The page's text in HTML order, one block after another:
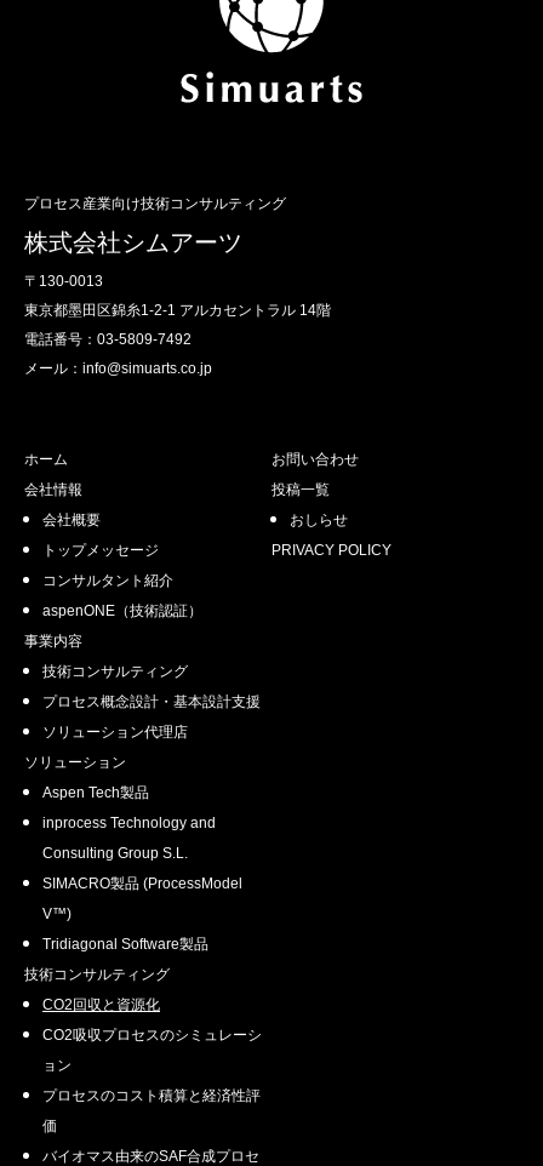
外の会社が提供するサービスに関するお問
い合わせを受け、お問い合わせに対する回
答を提携先からお客様に直接行うことが適
切であると判断した場合、当社から当該提
や、不正・不当な目的で当社のサービスを
利用しようとする方の利用をお断りするた
めに必要が生じた場合、当社から提携先等
へ必要な個人情報を開示・提供すること
・個人情報に関する守秘義務、再提供禁止
及び事故時の責任分担等の契約を締結し、
個人情報に関して当社と同等の取り扱いが
4.個人情報の第三者への提供
当社は前項であらかじめ同意いただいてい
る場合以外についても、次に掲げる場合に
ついてはお客様の個人情報を業務委託先以
外の第三者に開示・提供することがありま
・法令に基づく場合
・人の生命、身体または財産の保護のため
に必要がある場合であって、お客様本人の
同意を得ることが困難であるとき。
・公衆衛生の向上または児童の健全な育成
の推進のために特に必要がある場合であっ
あるとき。
・国の機関もしくは地方公共団体またはそ
ることに対して協力する必要がある場合で
あって、お客様本人の同意を得ることによ
り当該事務の遂行に支障を及ぼすおそれが
あるとき。
セキュリティーシステムの維持、社内管理
プロセス産業向け技術コンサルティング
株式会社シムアーツ
〒130-0013
東京都墨田区錦糸1-2-1 アルカセントラル 14階
電話番号：03-5809-7492
メール：info@simuarts.co.jp
ホーム
会社情報
会社概要
トップメッセージ
コンサルタント紹介
aspenONE（技術認証）
事業内容
技術コンサルティング
プロセス概念設計・基本設計支援
ソリューション代理店
ソリューション
Aspen Tech製品
inprocess Technology and
Consulting Group S.L.
SIMACRO製品 (ProcessModel
V™)
Tridiagonal Software製品
技術コンサルティング
CO2回収と資源化
CO2吸収プロセスのシミュレーシ
ョン
プロセスのコスト積算と経済性評
価
バイオマス由来のSAF合成プロセ
お問い合わせ
投稿一覧
おしらせ
PRIVACY POLICY